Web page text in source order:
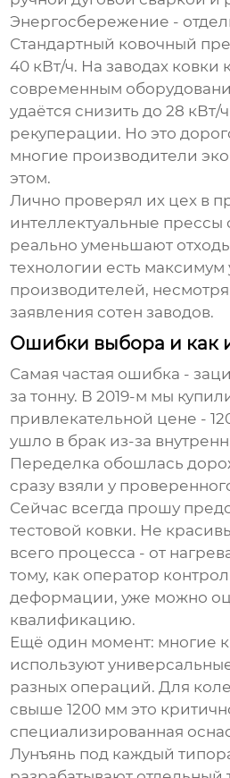
Энергосбережение -
Стандартный ковочный
40 кВт/ч. Назаводах ковки
современным
удаётся снизить до 28 кВт/
рекуперации. Но это
многие производители
этом.
Лично проверял их цех в
интеллектуальные прессы
реально уменьшают отходы
технологии есть максимум
производителей,
заявления сотен заводов.
Ошибки выбора и как
Самая частая ошибка -
за тонну. В 2019-м мы
привлекательной цене -
ушло в брак из-за
Переделка обошлась
сразу взяли у
Сейчас всегда прошу
тестовой ковки. Не
всего процесса - от
тому, как оператор
деформации, уже можно
квалификацию.
Ещё один момент: многие
используют
разных операций. Для
свыше 1200 мм это
специализированная
Лунъянь под каждый